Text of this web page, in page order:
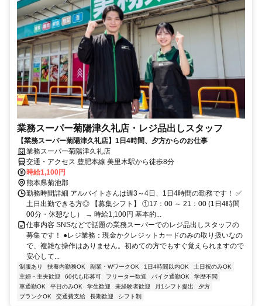
業務スーパー菊陽津久礼店・レジ品出しスタッフ
【業務スーパー菊陽津久礼店】1日4時間、夕方からのお仕事
業務スーパー菊陽津久礼店
交通・アクセス 豊肥本線 美里木駅から徒歩8分
時給1,100円
熊本県菊池郡
勤務時間詳細 アルバイトさんは週3～4日、1日4時間の勤務です！ ✅
土日出勤できる方◎ 【募集シフト】 ①17：00 ～ 21：00 (1日4時間
00分・休憩なし） → 時給1,100円 基本的...
仕事内容 SNSなどで話題の業務スーパーでのレジ品出しスタッフの
募集です！ ●レジ業務：現金かクレジットカードのみの取り扱いなの
で、複雑な操作はありません。初めての方でもすぐ覚えられますので
安心して...
制服あり 扶養内勤務OK 副業・WワークOK 1日4時間以内OK
土日祝のみOK
主婦・主夫歓迎
60代も応募可 フリーター歓迎 バイク通勤OK
学歴不問
車通勤OK
平日のみOK 学生歓迎 未経験者歓迎 月1シフト提出
夕方
ブランクOK
交通費支給 長期歓迎 シフト制